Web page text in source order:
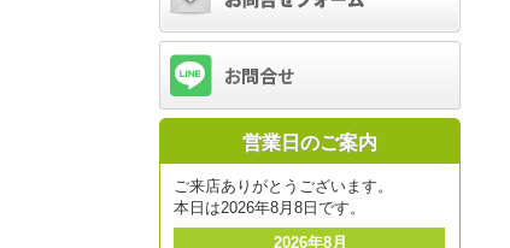
営業日のご案内
ご来店ありがとうございます。
本日は2026年8月8日です。
2026年8月